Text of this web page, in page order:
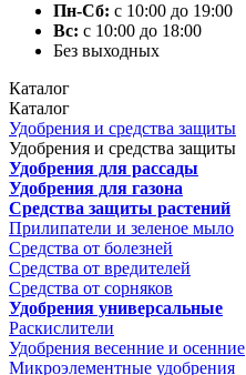
Пн-Сб: с 10:00 до 19:00
Вс: с 10:00 до 18:00
Без выходных
Каталог
Каталог
Удобрения и средства защиты
Удобрения и средства защиты
Удобрения для рассады
Удобрения для газона
Средства защиты растений
Прилипатели и зеленое мыло
Средства от болезней
Средства от вредителей
Средства от сорняков
Удобрения универсальные
Раскислители
Удобрения весенние и осенние
Микроэлементные удобрения